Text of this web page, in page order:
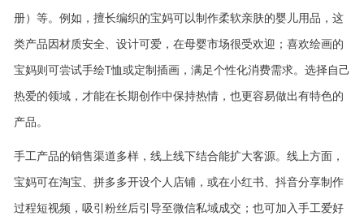
册）等。例如，擅长编织的宝妈可以制作柔软亲肤的婴儿用品，这
类产品因材质安全、设计可爱，在母婴市场很受欢迎；喜欢绘画的
宝妈则可尝试手绘T恤或定制插画，满足个性化消费需求。选择自己
热爱的领域，才能在长期创作中保持热情，也更容易做出有特色的
产品。
手工产品的销售渠道多样，线上线下结合能扩大客源。线上方面，
宝妈可在淘宝、拼多多开设个人店铺，或在小红书、抖音分享制作
过程短视频，吸引粉丝后引导至微信私域成交；也可加入手工爱好